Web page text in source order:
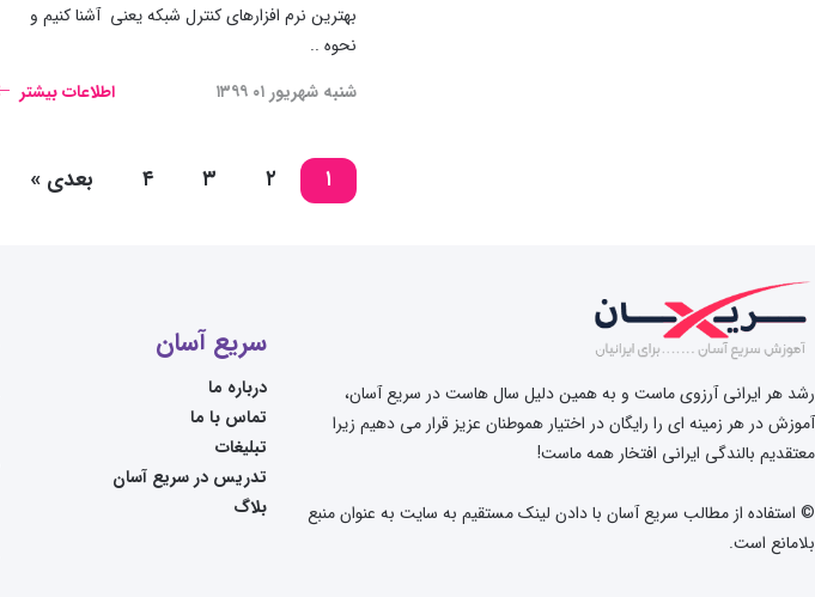
بهترین نرم افزارهای کنترل شبکه یعنی آشنا کنیم و
نحوه ..
شنبه شهریور ۰۱ ۱۳۹۹
اطلاعات بیشتر
۱ ۲ ۳ ۴ بعدی»
رشد هر ایرانی آرزوی ماست و به همین دلیل سال هاست در سریع آسان،
آموزش در هر زمینه ای را رایگان در اختیار هموطنان عزیز قرار می دهیم زیرا
معتقدیم بالندگی ایرانی افتخار همه ماست!
© استفاده از مطالب سریع آسان با دادن لینک مستقیم به سایت به عنوان منبع
بلامانع است.
سریع آسان
درباره ما
تماس با ما
تبلیغات
تدریس در سریع آسان
بلاگ